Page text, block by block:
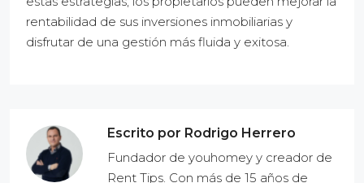
rentabilidad de sus inversiones inmobiliarias y
disfrutar de una gestión más fluida y exitosa.
Escrito por Rodrigo Herrero
Fundador de youhomey y creador de
Rent Tips. Con más de 15 años de